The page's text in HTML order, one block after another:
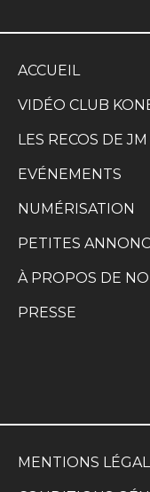
ACCUEIL
VIDÉO CLUB
LES RECOS DE JM
EVÉNEMENTS
NUMÉRISATION
PETITES
À PROPOS DE
PRESSE
MENTIONS